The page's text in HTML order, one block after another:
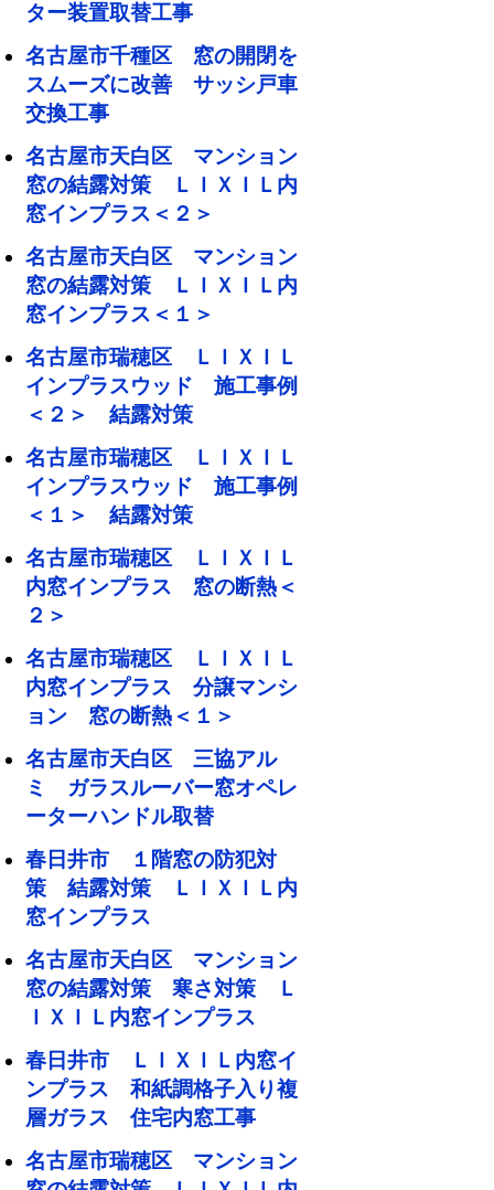
ター装置取替工事
名古屋市千種区 窓の開閉を
スムーズに改善 サッシ戸車
交換工事
名古屋市天白区 マンション
窓の結露対策 ＬＩＸＩＬ内
窓インプラス＜２＞
名古屋市天白区 マンション
窓の結露対策 ＬＩＸＩＬ内
窓インプラス＜１＞
名古屋市瑞穂区 ＬＩＸＩＬ
インプラスウッド 施工事例
＜２＞ 結露対策
名古屋市瑞穂区 ＬＩＸＩＬ
インプラスウッド 施工事例
＜１＞ 結露対策
名古屋市瑞穂区 ＬＩＸＩＬ
内窓インプラス 窓の断熱＜
２＞
名古屋市瑞穂区 ＬＩＸＩＬ
内窓インプラス 分譲マンシ
ョン 窓の断熱＜１＞
名古屋市天白区 三協アル
ミ ガラスルーバー窓オペレ
ーターハンドル取替
春日井市 １階窓の防犯対
策 結露対策 ＬＩＸＩＬ内
窓インプラス
名古屋市天白区 マンション
窓の結露対策 寒さ対策 Ｌ
ＩＸＩＬ内窓インプラス
春日井市 ＬＩＸＩＬ内窓イ
ンプラス 和紙調格子入り複
層ガラス 住宅内窓工事
名古屋市瑞穂区 マンション